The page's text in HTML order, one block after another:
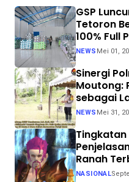
GSP
Tetoron
100% Full
NEWS Mei 01,
Sinergi
Moutong:
sebagai
NEWS Mei 31,
Ranah
NASIONAL